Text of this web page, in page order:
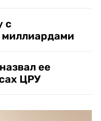
с
ее
ЦРУ